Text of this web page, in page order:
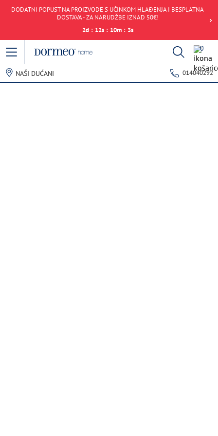
DODATNI POPUST NA PROIZVODE S UČINKOM HLAĐENJA I BESPLATNA
DOSTAVA - ZA NARUDŽBE IZNAD 50€!
2d : 12s : 10m : 3s
0
NAŠI DUĆANI 014040292